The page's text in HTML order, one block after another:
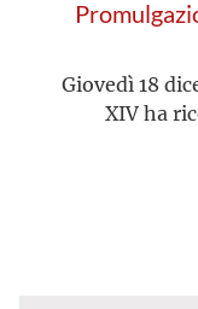
Giovedì 18
XIV ha